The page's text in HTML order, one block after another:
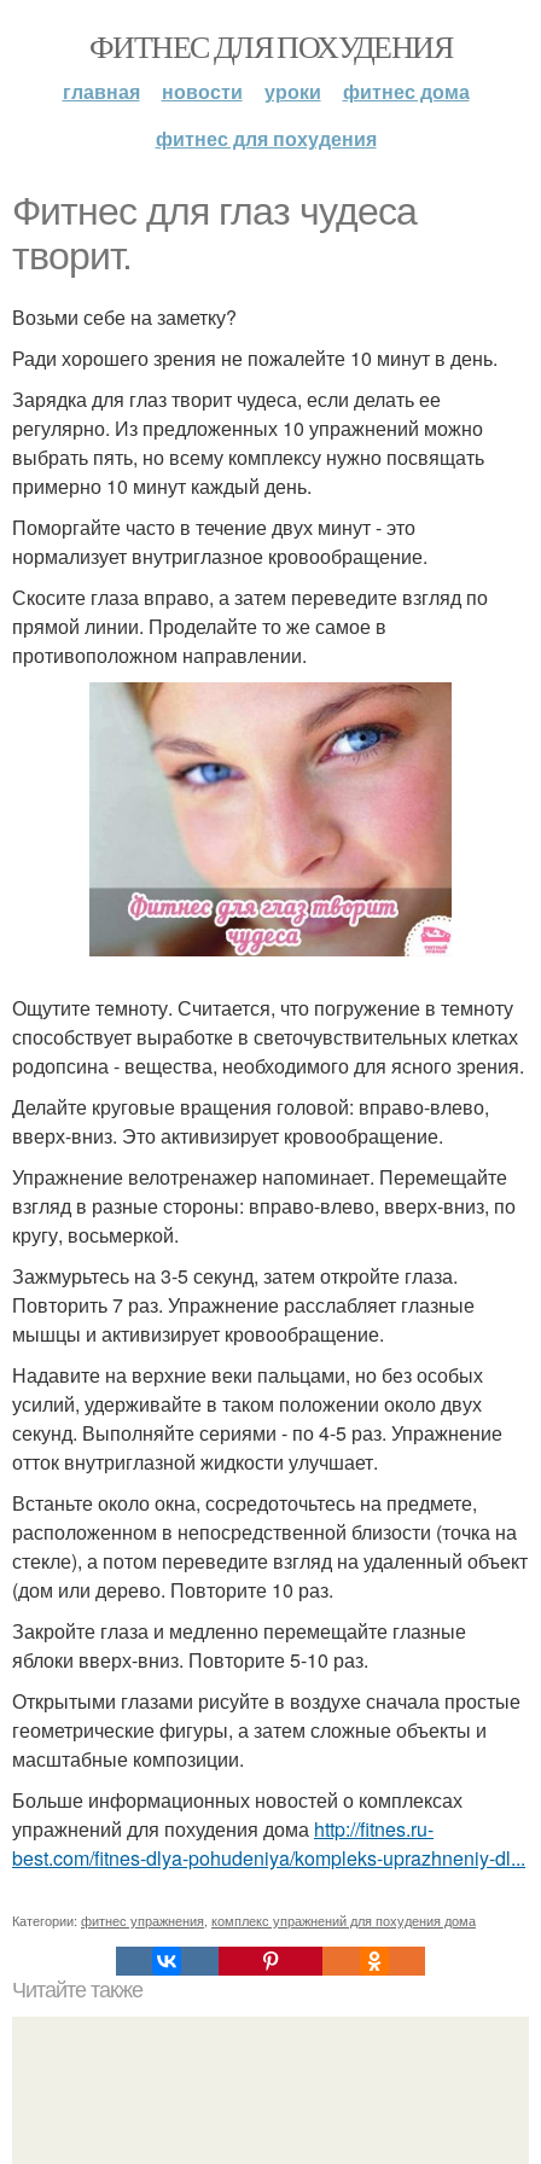
ФИТНЕС ДЛЯ ПОХУДЕНИЯ
главная новости уроки
фитнес дома
фитнес для похудения
Фитнес для глаз чудеса
творит.
Возьми себе на заметку?
Ради хорошего зрения не пожалейте 10 минут в день.
Зарядка для глаз творит чудеса, если делать ее
регулярно. Из предложенных 10 упражнений можно
выбрать пять, но всему комплексу нужно посвящать
примерно 10 минут каждый день.
Поморгайте часто в течение двух минут - это
нормализует внутриглазное кровообращение.
Скосите глаза вправо, а затем переведите взгляд по
прямой линии. Проделайте то же самое в
противоположном направлении.
Ощутите темноту. Считается, что погружение в темноту
способствует выработке в светочувствительных клетках
родопсина - вещества, необходимого для ясного зрения.
Делайте круговые вращения головой: вправо-влево,
вверх-вниз. Это активизирует кровообращение.
Упражнение велотренажер напоминает. Перемещайте
взгляд в разные стороны: вправо-влево, вверх-вниз, по
кругу, восьмеркой.
Зажмурьтесь на 3-5 секунд, затем откройте глаза.
Повторить 7 раз. Упражнение расслабляет глазные
мышцы и активизирует кровообращение.
Надавите на верхние веки пальцами, но без особых
усилий, удерживайте в таком положении около двух
секунд. Выполняйте сериями - по 4-5 раз. Упражнение
отток внутриглазной жидкости улучшает.
Встаньте около окна, сосредоточьтесь на предмете,
расположенном в непосредственной близости (точка на
стекле), а потом переведите взгляд на удаленный объект
(дом или дерево. Повторите 10 раз.
Закройте глаза и медленно перемещайте глазные
яблоки вверх-вниз. Повторите 5-10 раз.
Открытыми глазами рисуйте в воздухе сначала простые
геометрические фигуры, а затем сложные объекты и
масштабные композиции.
Больше информационных новостей о комплексах
упражнений для похудения дома http://fitnes.ru-
best.com/fitnes-dlya-pohudeniya/kompleks-uprazhneniy-dl...
Категории: фитнес упражнения, комплекс упражнений для похудения дома
Читайте также